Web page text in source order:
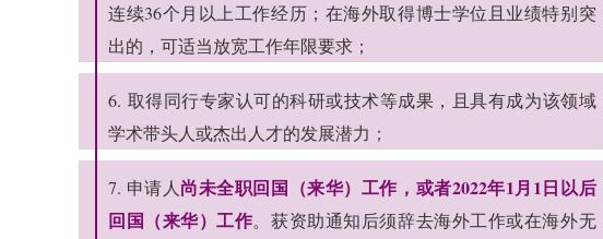
连续36个月以上工作经历；在海外取得博士学位且业绩特别突
出的，可适当放宽工作年限要求；
6. 取得同行专家认可的科研或技术等成果，且具有成为该领域
学术带头人或杰出人才的发展潜力 ；
7. 申请人尚未全职回国（来华）工作，或者2022年1月1日以后
回国（来华）工作。获资助通知后须辞去海外工作或在海外无